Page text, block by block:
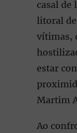
casal de
litoral de
vítimas,
estar
Martim
Ao